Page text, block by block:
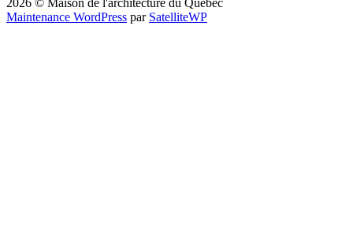
Maintenance WordPress par SatelliteWP